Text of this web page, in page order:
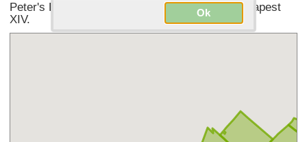
Peter's Pasta Olasz Street food Tésztázó - Budapest
XIV.
Ok